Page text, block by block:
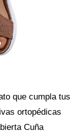
que cumpla tus
ortopédicas
Cuña